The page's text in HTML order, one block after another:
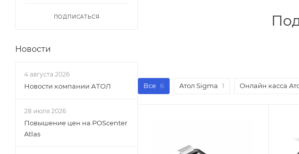
Все 6 Атол Sigma 1 Онлайн касса
ПОДПИСАТЬСЯ
Новости
4 августа 2026
Новости компании АТОЛ
28 июля 2026
Повышение цен на POScenter
Atlas